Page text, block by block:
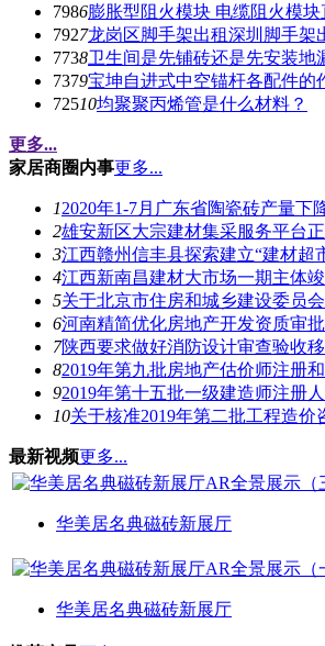
7986膨胀型阻火模块 电缆阻火模块
7927龙岗区脚手架出租深圳脚手架
7738卫生间是先铺砖还是先安装地
7379宝坤自进式中空锚杆各配件的
72510均聚聚丙烯管是什么材料？
更多...
家居商圈内事更多...
12020年1-7月广东省陶瓷砖产量下
2雄安新区大宗建材集采服务平台
3江西赣州信丰县探索建立“建材超
4江西新南昌建材大市场一期主体
5关于北京市住房和城乡建设委员
6河南精简优化房地产开发资质审
7陕西要求做好消防设计审查验收
82019年第九批房地产估价师注册
92019年第十五批一级建造师注册
10关于核准2019年第二批工程造
最新视频更多...
华美居名典磁砖新展厅
华美居名典磁砖新展厅